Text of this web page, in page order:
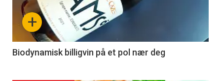
nå
4
+
Biodynamisk billigvin på et pol nær deg